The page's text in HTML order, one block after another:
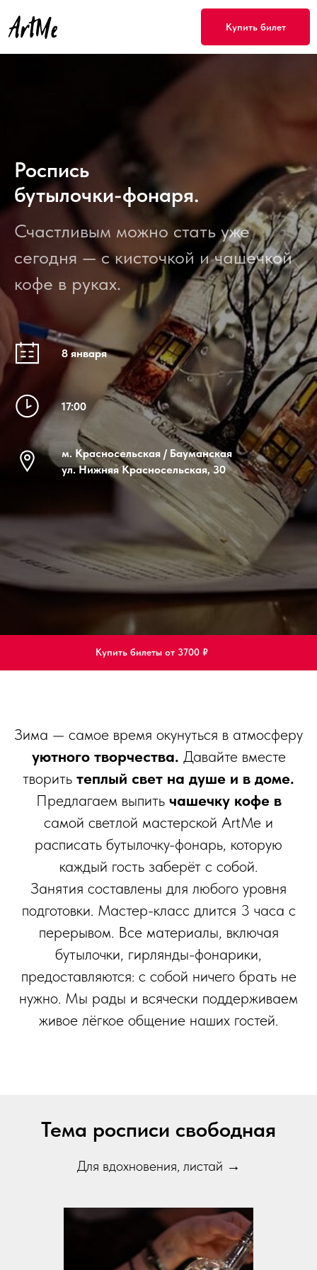
Купить билет
Роспись
бутылочки-фонаря.
Счастливым можно стать уже
сегодня — с кисточкой и чашечкой
кофе в руках.
8 января
17:00
м. Красносельская / Бауманская
ул. Нижняя Красносельская, 30
Купить билеты от 3700 ₽
Зима — самое время окунуться в атмосферу
уютного творчества. Давайте вместе
творить теплый свет на душе и в доме.
Предлагаем выпить чашечку кофе в
самой светлой мастерской ArtMe и
расписать бутылочку-фонарь, которую
каждый гость заберёт с собой.
Занятия составлены для любого уровня
подготовки. Мастер-класс длится 3 часа с
перерывом. Все материалы, включая
бутылочки, гирлянды-фонарики,
предоставляются: с собой ничего брать не
нужно. Мы рады и всячески поддерживаем
живое лёгкое общение наших гостей.
Тема росписи свободная
Для вдохновения, листай →